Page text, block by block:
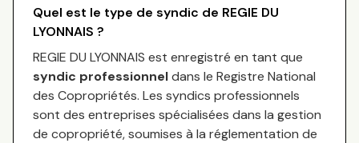
Quel est le type de syndic de REGIE DU
LYONNAIS ?
REGIE DU LYONNAIS est enregistré en tant que
syndic professionneldans le Registre National
des Copropriétés. Les syndics professionnels
sont des entreprises spécialisées dans la gestion
de copropriété, soumises à la réglementation de